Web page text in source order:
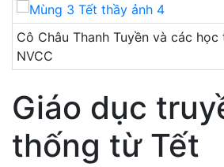
Cô Châu Thanh Tuyền và các
NVCC
Giáo dục
thống từ Tết